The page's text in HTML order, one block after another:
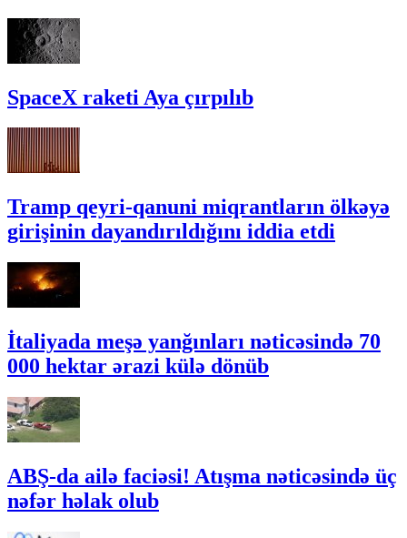
SpaceX raketi Aya çırpılıb
Tramp qeyri-qanuni miqrantların ölkəyə
girişinin dayandırıldığını iddia etdi
İtaliyada meşə yanğınları nəticəsində 70
000 hektar ərazi külə dönüb
ABŞ-da ailə faciəsi! Atışma nəticəsində üç
nəfər həlak olub